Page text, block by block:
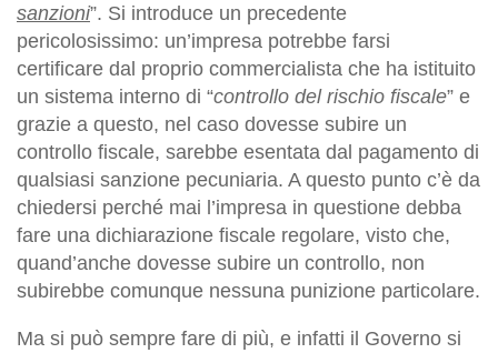
sanzioni”. Si introduce un precedente
pericolosissimo: un’impresa potrebbe farsi
certificare dal proprio commercialista che ha istituito
un sistema interno di “controllo del rischio fiscale” e
grazie a questo, nel caso dovesse subire un
controllo fiscale, sarebbe esentata dal pagamento di
qualsiasi sanzione pecuniaria. A questo punto c’è da
chiedersi perché mai l’impresa in questione debba
fare una dichiarazione fiscale regolare, visto che,
quand’anche dovesse subire un controllo, non
subirebbe comunque nessuna punizione particolare.
Ma si può sempre fare di più, e infatti il Governo si